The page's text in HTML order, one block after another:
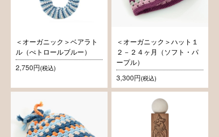
＜オーガニック＞ベアラト
ル（ぺトロールブルー）
2,750円(税込)
＜オーガニック＞ハット１
２－２４ヶ月（ソフト・パ
ープル）
3,300円(税込)